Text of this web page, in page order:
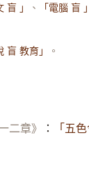
盲 」 、 「電腦 盲 」
盲 教育」 。
二章》 ：
「五